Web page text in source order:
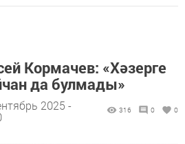
Кормачев: «Хәзерге
да булмады»
2025 -
316 0 0